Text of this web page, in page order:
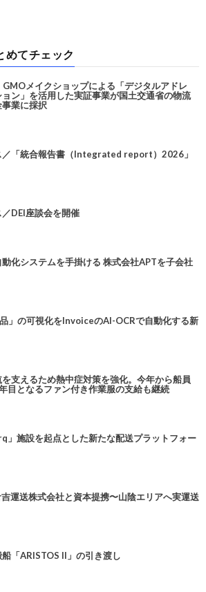
めてチェック
GMOメイクショップによる「デジタルアドレ
ン」を活用した実証事業が国土交通省の物流
業に採択
／「統合報告書（Integrated report）2026」
DEI座談会を開催
化システムを手掛ける 株式会社APTを子会社
」の可視化をInvoiceのAI-OCRで自動化する新
支えるため熱中症対策を強化。今年から船員
目となるファン付き作業服の支給も継続
」施設を起点とした新たな配送プラットフォー
運送株式会社と資本提携〜山陰エリアへ実運送
「ARISTOS II」の引き渡し